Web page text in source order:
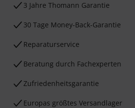
3 Jahre Thomann Garantie
30 Tage Money-Back-Garantie
Reparaturservice
Beratung durch Fachexperten
Zufriedenheitsgarantie
Europas größtes Versandlager